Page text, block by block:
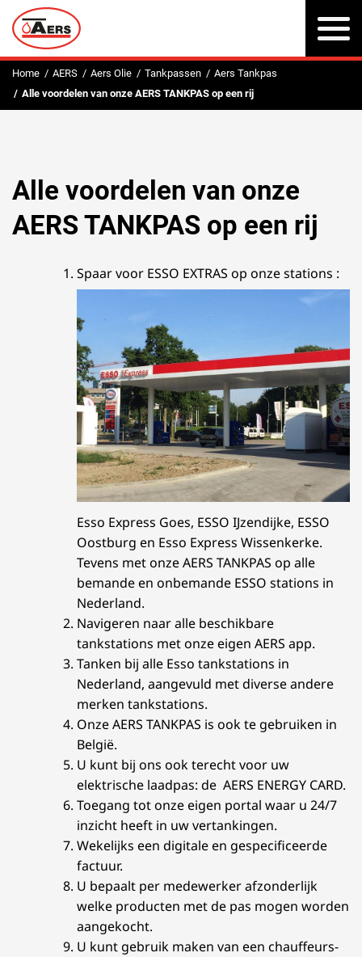
Home AERS Aers Olie Tankpassen
Aers Tankpas
Alle voordelen van onze AERS TANKPAS op een rij
Alle voordelen van onze
AERS TANKPAS op een rij
Spaar voor ESSO EXTRAS op onze stations :
Esso Express Goes, ESSO IJzendijke, ESSO
Oostburg en Esso Express Wissenkerke.
Tevens met onze AERS TANKPAS op alle
bemande en onbemande ESSO stations in
Nederland.
Navigeren naar alle beschikbare
tankstations met onze eigen AERS app.
Tanken bij alle Esso tankstations in
Nederland, aangevuld met diverse andere
merken tankstations.
Onze AERS TANKPAS is ook te gebruiken in
België.
U kunt bij ons ook terecht voor uw
elektrische laadpas: de AERS ENERGY CARD.
Toegang tot onze eigen portal waar u 24/7
inzicht heeft in uw vertankingen.
Wekelijks een digitale en gespecificeerde
factuur.
U bepaalt per medewerker afzonderlijk
welke producten met de pas mogen worden
aangekocht.
U kunt gebruik maken van een chauffeurs-